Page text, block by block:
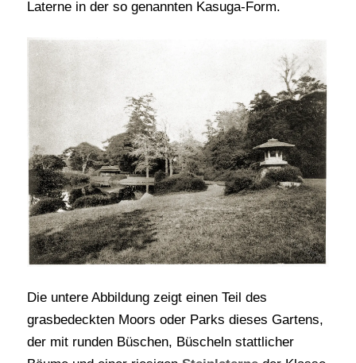
Laterne in der so genannten Kasuga-Form.
Die untere Abbildung zeigt einen Teil des
grasbedeckten Moors oder Parks dieses Gartens,
der mit runden Büschen, Büscheln stattlicher